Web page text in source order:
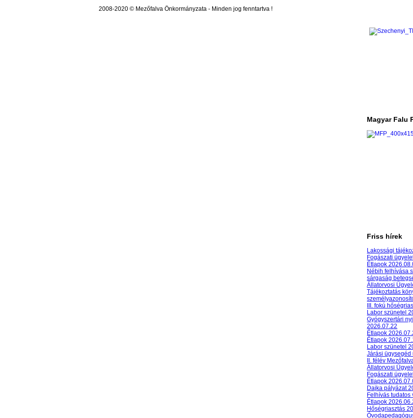
Magyar Falu
Friss hírek
Lakossági
Fogászati
Étlapok
Nébih felhívása
sárgaság
Állatorvosi
Tájékoztatás
III. fokú
Labor szünetel
Gyógyszertári
2026.07.22
Étlapok
Étlapok
Labor szünetel
Járási ügysegéd
II. félév
Állatorvosi
Fogászati
Étlapok
Dajka pályázat
Felhívás
Étlapok
Hőségriasztás
2008-2020 © Mezőfalva Önkormányzata - Minden jog fenntartva !